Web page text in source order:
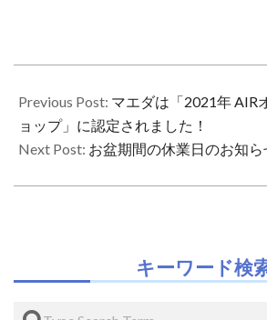
06-
27
Previous Post: マエダは「2021年 AIR
ョップ」に認定されました！
Next Post: お盆期間の休業日のお知ら
キーワード検
Search